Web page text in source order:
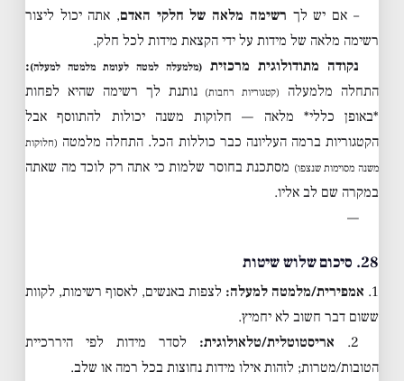
– אם יש לך רשימה מלאה של חלקי האדם, אתה יכול ליצור
רשימה מלאה של מידות על ידי הקצאת מידות לכל חלק.
נקודה מתודולוגית מרכזית(מלמעלה למטה לעומת מלמטה למעלה):
התחלה מלמעלה
(קטגוריות רחבות) נותנת לך רשימה שהיא לפחות
*באופן כללי* מלאה — חלוקות משנה יכולות להתווסף אבל
הקטגוריות ברמה העליונה כבר כוללות הכל. התחלה מלמטה (חלוקות
משנה מסוימות שנצפו) מסתכנת בחוסר שלמות כי אתה רק לוכד מה שאתה
במקרה שם לב אליו.
—
28. סיכום שלוש שיטות
1. אמפירית/מלמטה למעלה: לצפות באנשים, לאסוף רשימות, לקוות
ששום דבר חשוב לא יחמיץ.
2.
אריסטוטלית/טלאולוגית: לסדר מידות לפי היררכיית
הטובות/מטרות; לזהות אילו מידות נחוצות בכל רמה או שלב.